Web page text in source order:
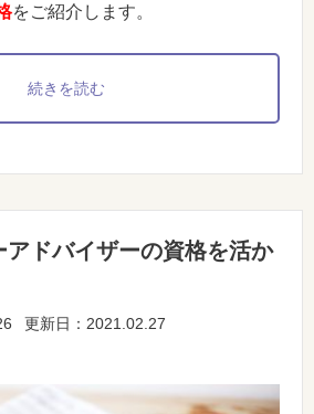
をご紹介します。
続きを読む
アドバイザーの資格を活か
更新日：2021.02.27